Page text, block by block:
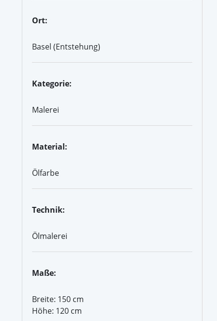
Ort:
Basel (Entstehung)
Kategorie:
Malerei
Material:
Ölfarbe
Technik:
Ölmalerei
Maße:
Breite: 150 cm
Höhe: 120 cm